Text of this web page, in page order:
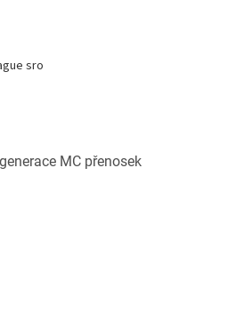
sro
MC přenosek